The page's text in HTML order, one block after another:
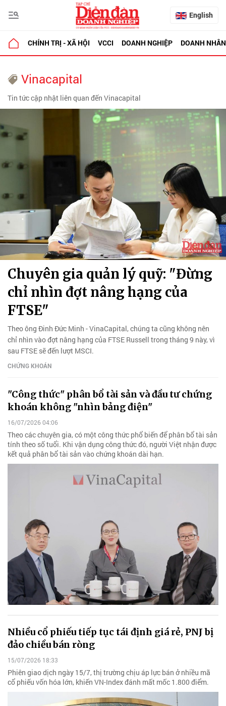
English
CHÍNH TRỊ - XÃ HỘI VCCI DOANH NGHIỆP DOANH NHÂN
Vinacapital
Tin tức cập nhật liên quan đến Vinacapital
Chuyên gia quản lý quỹ: "Đừng
chỉ nhìn đợt nâng hạng của
FTSE"
Theo ông Đinh Đức Minh - VinaCapital, chúng ta cũng không nên
chỉ nhìn vào đợt nâng hạng của FTSE Russell trong tháng 9 này, vì
sau FTSE sẽ đến lượt MSCI.
CHỨNG KHOÁN
"Công thức" phân bổ tài sản và đầu tư chứng
khoán không "nhìn bảng điện"
16/07/2026 04:06
Theo các chuyên gia, có một công thức phổ biến để phân bổ tài sản
tính theo số tuổi. Khi vận dụng công thức đó, người Việt nhận được
kết quả phân bổ tài sản vào chứng khoán dài hạn.
Nhiều cổ phiếu tiếp tục tái định giá rẻ, PNJ bị
đảo chiều bán ròng
15/07/2026 18:33
Phiên giao dịch ngày 15/7, thị trường chịu áp lực bán ở nhiều mã
cổ phiếu vốn hóa lớn, khiến VN-Index đánh mất mốc 1.800 điểm.